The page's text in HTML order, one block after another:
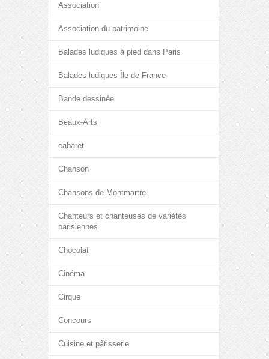
Association
Association du patrimoine
Balades ludiques à pied dans Paris
Balades ludiques Île de France
Bande dessinée
Beaux-Arts
cabaret
Chanson
Chansons de Montmartre
Chanteurs et chanteuses de variétés
parisiennes
Chocolat
Cinéma
Cirque
Concours
Cuisine et pâtisserie